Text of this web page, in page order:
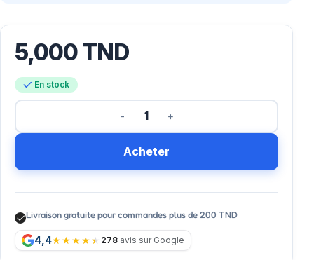
5,000TND
En stock
Acheter
Livraison gratuite pour commandes plus de 200 TND
4,4 278 avis sur Google